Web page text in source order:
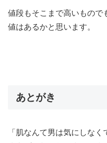
値段もそこまで高いもので
値はあるかと思います。
あとがき
「肌なんて男は気にしな